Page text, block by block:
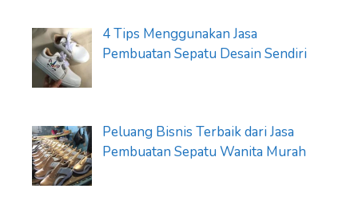
4 Tips Menggunakan Jasa
Pembuatan Sepatu Desain Sendiri
Peluang Bisnis Terbaik dari Jasa
Pembuatan Sepatu Wanita Murah